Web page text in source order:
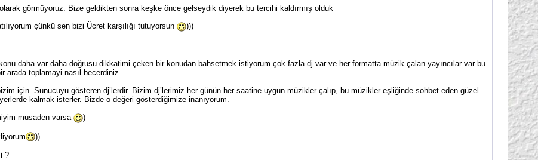
görmüyoruz. Bize geldikten sonra keşke önce gelseydik diyerek bu tercihi kaldırmış olduk
çünkü sen bizi Ücret karşılığı tutuyorsun
)))
daha var daha doğrusu dikkatimi çeken bir konudan bahsetmek istiyorum çok fazla dj var ve her formatta müzik çalan yayıncılar var bu
arada toplamayi nasıl becerdiniz
için. Sunucuyu gösteren dj’lerdir. Bizim dj’lerimiz her günün her saatine uygun müzikler çalıp, bu müzikler eşliğinde sohbet eden güzel
kalmak isterler. Bizde o değeri gösterdiğimize inanıyorum.
musaden varsa
)
))
?